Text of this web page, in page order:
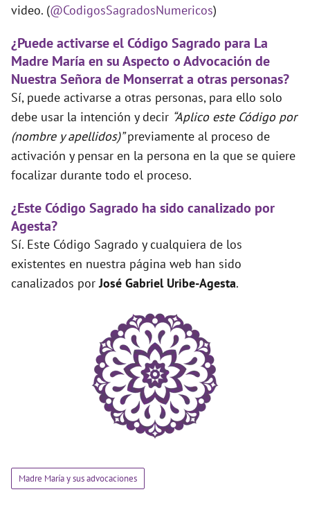
video. (@CodigosSagradosNumericos)
¿Puede activarse el Código Sagrado para La
Madre María en su Aspecto o Advocación de
Nuestra Señora de Monserrat a otras personas?
Sí, puede activarse a otras personas, para ello solo
debe usar la intención y decir “Aplico este Código por
(nombre y apellidos)”previamente al proceso de
activación y pensar en la persona en la que se quiere
focalizar durante todo el proceso.
¿Este Código Sagrado ha sido canalizado por
Agesta?
Sí. Este Código Sagrado y cualquiera de los
existentes en nuestra página web han sido
canalizados porJosé Gabriel Uribe-Agesta.
Madre María y sus advocaciones